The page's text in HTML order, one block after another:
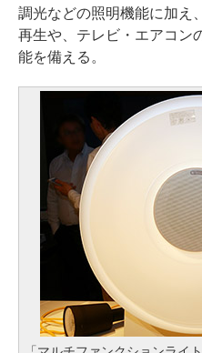
調光などの照明機能に加え
再生や、テレビ・エアコン
能を備える。